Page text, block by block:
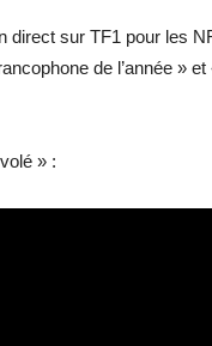
direct sur TF1 pour les
de l’année »
» :